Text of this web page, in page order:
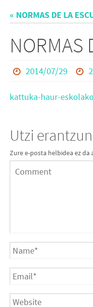
« NORMAS DE LA
NORMAS
2014/07/29
kattuka-haur-
Utzi
Zure e-posta helbidea ez da